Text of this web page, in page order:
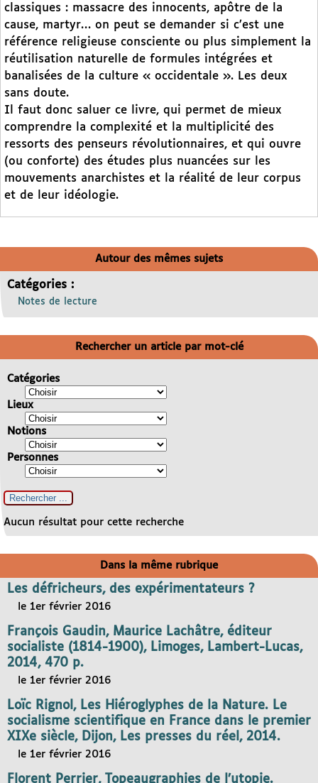
classiques : massacre des innocents, apôtre de la
cause, martyr… on peut se demander si c’est une
référence religieuse consciente ou plus simplement la
réutilisation naturelle de formules intégrées et
banalisées de la culture « occidentale ». Les deux
sans doute.
Il faut donc saluer ce livre, qui permet de mieux
comprendre la complexité et la multiplicité des
ressorts des penseurs révolutionnaires, et qui ouvre
(ou conforte) des études plus nuancées sur les
mouvements anarchistes et la réalité de leur corpus
et de leur idéologie.
Autour des mêmes sujets
Catégories :
Notes de lecture
Rechercher un article par mot-clé
Catégories
Lieux
Notions
Personnes
Aucun résultat pour cette recherche
Dans la même rubrique
Les défricheurs, des expérimentateurs ?
le 1er février 2016
François Gaudin, Maurice Lachâtre, éditeur
socialiste (1814-1900), Limoges, Lambert-Lucas,
2014, 470 p.
le 1er février 2016
Loïc Rignol, Les Hiéroglyphes de la Nature. Le
socialisme scientifique en France dans le premier
XIXe siècle, Dijon, Les presses du réel, 2014.
le 1er février 2016
Florent Perrier, Topeaugraphies de l’utopie.